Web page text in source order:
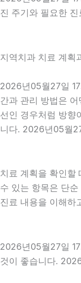
진 주기와 필요한
지역치과 치료 계획
2026년05월27일
간과 관리 방법은
선인 경우처럼 방향
니다. 2026년05월
치료 계획을 확인할
수 있는 항목은 단
진료 내용을 이해하
2026년05월27일
것이 좋습니다.